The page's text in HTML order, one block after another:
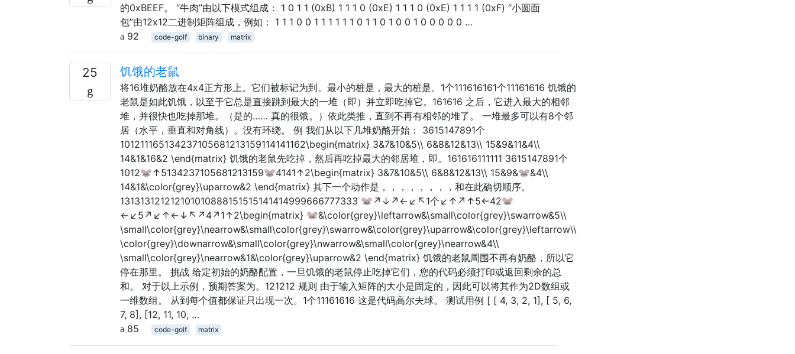
的0xBEEF。 “牛肉”由以下模式组成： 1 0 1 1 (0xB) 1 1 1 0 (0xE) 1 1 1 0 (0xE) 1 1 1 1 (0xF) “小圆面
包”由12x12二进制矩阵组成，例如： 1 1 1 0 0 1 1 1 1 1 1 0 1 1 0 1 0 0 1 0 0 0 0 0 …
92
code-golf binary matrix
25 饥饿的老鼠
将16堆奶酪放在4x4正方形上。它们被标记为到。最小的桩是，最大的桩是。1个111616161个11161616 饥饿的
老鼠是如此饥饿，以至于它总是直接跳到最大的一堆（即）并立即吃掉它。161616 之后，它进入最大的相邻
堆，并很快也吃掉那堆。（是的…… 真的很饿。）依此类推，直到不再有相邻的堆了。 一堆最多可以有8个邻
居（水平，垂直和对角线）。没有环绕。 例 我们从以下几堆奶酪开始： 3615147891个
101211165134237105681213159114141162\begin{matrix} 3&7&10&5\\ 6&8&12&13\\ 15&9&11&4\\
14&1&16&2 \end{matrix} 饥饿的老鼠先吃掉，然后再吃掉最大的邻居堆，即。161616111111 3615147891个
1012🐭↑5134237105681213159🐭4141↑2\begin{matrix} 3&7&10&5\\ 6&8&12&13\\ 15&9&🐭&4\\
14&1&\color{grey}\uparrow&2 \end{matrix} 其下一个动作是，，，，，，，，和在此确切顺序。
131313121212101010888151515141414999666777333 🐭↗↓↗←↙↖1个↙↑↗↑5←42🐭
←↙5↗↙↑←↓↖↗4↗1↑2\begin{matrix} 🐭&\color{grey}\leftarrow&\small\color{grey}\swarrow&5\\
\small\color{grey}\nearrow&\small\color{grey}\swarrow&\color{grey}\uparrow&\color{grey}\leftarrow\\
\color{grey}\downarrow&\small\color{grey}\nwarrow&\small\color{grey}\nearrow&4\\
\small\color{grey}\nearrow&1&\color{grey}\uparrow&2 \end{matrix} 饥饿的老鼠周围不再有奶酪，所以它
停在那里。 挑战 给定初始的奶酪配置，一旦饥饿的老鼠停止吃掉它们，您的代码必须打印或返回剩余的总
和。 对于以上示例，预期答案为。121212 规则 由于输入矩阵的大小是固定的，因此可以将其作为2D数组或
一维数组。 从到每个值都保证只出现一次。1个11161616 这是代码高尔夫球。 测试用例 [ [ 4, 3, 2, 1], [ 5, 6,
7, 8], [12, 11, 10, …
85
code-golf matrix